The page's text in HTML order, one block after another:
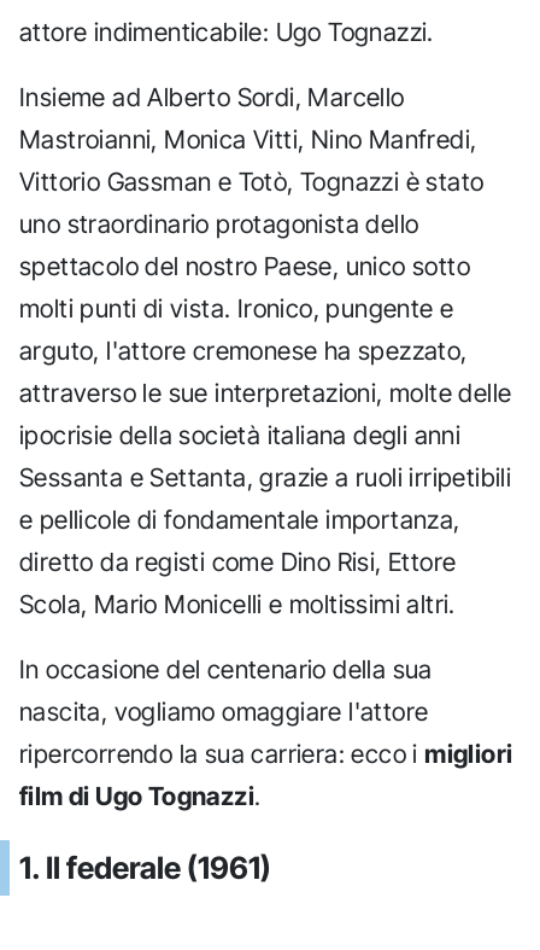
attore indimenticabile: Ugo Tognazzi.
Insieme ad Alberto Sordi, Marcello
Mastroianni, Monica Vitti, Nino Manfredi,
Vittorio Gassman e Totò, Tognazzi è stato
uno straordinario protagonista dello
spettacolo del nostro Paese, unico sotto
molti punti di vista. Ironico, pungente e
arguto, l'attore cremonese ha spezzato,
attraverso le sue interpretazioni, molte delle
ipocrisie della società italiana degli anni
Sessanta e Settanta, grazie a ruoli irripetibili
e pellicole di fondamentale importanza,
diretto da registi come Dino Risi, Ettore
Scola, Mario Monicelli e moltissimi altri.
In occasione del centenario della sua
nascita, vogliamo omaggiare l'attore
ripercorrendo la sua carriera: ecco i migliori
film di Ugo Tognazzi.
1. Il federale (1961)